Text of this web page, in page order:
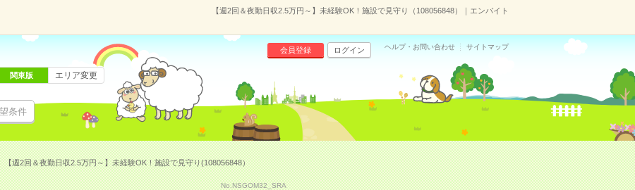
【週2回＆夜勤日収2.5万円～】未経験OK！施設で見守り（108056848）｜エンバイト
条件
会員登録 ログイン ヘルプ・お問い合わせ サイトマップ
関東版 エリア変更
【週2回＆夜勤日収2.5万円～】未経験OK！施設で見守り(108056848）
No.NSGOM32_SRA